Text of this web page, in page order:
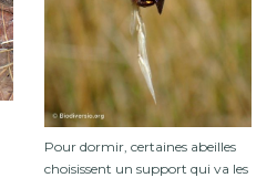
Pour dormir, certaines abeilles
choisissent un support qui va les